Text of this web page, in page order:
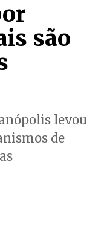
são
levou
de